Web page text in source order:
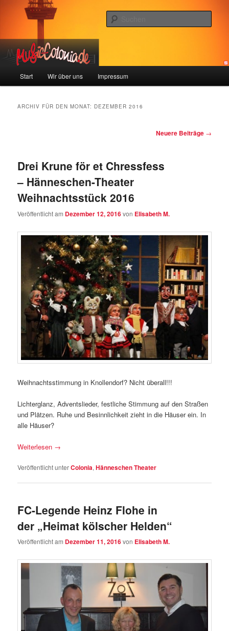
sekundären
wechselnmusic-colonia
Colonia und Musik!
Start Wir über uns Impressum
ARCHIV FÜR DEN MONAT: DEZEMBER 2016
Neuere Beiträge →
Drei Krune för et Chressfess
– Hänneschen-Theater
Weihnachtsstück 2016
Veröffentlicht am Dezember 12, 2016von Elisabeth M.
Weihnachtsstimmung in Knollendorf? Nicht überall!!!
Lichterglanz, Adventslieder, festliche Stimmung auf den Straßen
und Plätzen. Ruhe und Besinnlichkeit zieht in die Häuser ein. In
alle Häuser?
Weiterlesen →
Veröffentlicht unterColonia,Hänneschen Theater
FC-Legende Heinz Flohe in
der „Heimat kölscher Helden“
Veröffentlicht am Dezember 11, 2016von Elisabeth M.